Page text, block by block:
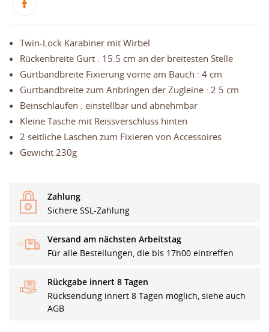
Twin-Lock Karabiner mit Wirbel
Rückenbreite Gurt : 15.5 cm an der breitesten Stelle
Gurtbandbreite Fixierung vorne am Bauch : 4 cm
Gurtbandbreite zum Anbringen der Zugleine : 2.5 cm
Beinschlaufen : einstellbar und abnehmbar
Kleine Tasche mit Reissverschluss hinten
2 seitliche Laschen zum Fixieren von Accessoires
Gewicht 230g
Zahlung
Sichere SSL-Zahlung
Versand am nächsten Arbeitstag
Für alle Bestellungen, die bis 17h00 eintreffen
Rückgabe innert 8 Tagen
Rücksendung innert 8 Tagen möglich, siehe auch
AGB